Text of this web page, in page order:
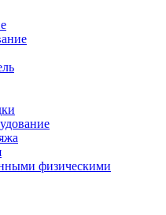
12 лет
физическими